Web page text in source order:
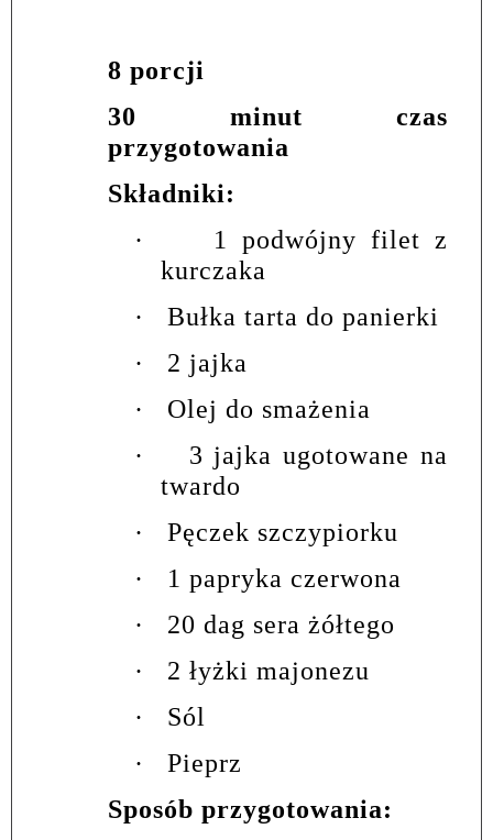
8 porcji
30 minut czas
przygotowania
Składniki:
·
1 podwójny filet z
kurczaka
·
Bułka tarta do panierki
·
2 jajka
·
Olej do smażenia
·
3 jajka ugotowane na
twardo
·
Pęczek szczypiorku
·
1 papryka czerwona
·
20 dag sera żółtego
·
2 łyżki majonezu
·
Sól
·
Pieprz
Sposób przygotowania: